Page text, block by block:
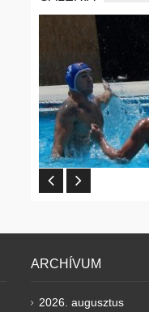
ARCHÍVUM
2026. augusztus